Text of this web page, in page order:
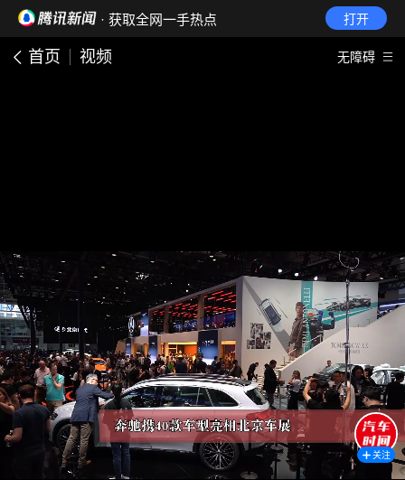
· 获取全网一手热点 打开
首页 视频 无障碍
关注